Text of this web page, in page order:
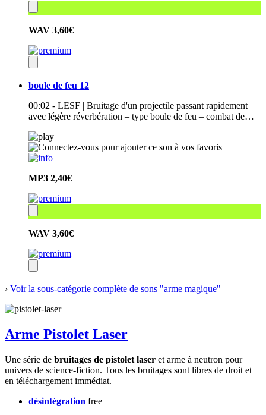
WAV 3,60€
boule de feu 12
00:02 - LESF | Bruitage d'un projectile passant rapidement
avec légère réverbération – type boule de feu – combat de…
MP3 2,40€
WAV 3,60€
› Voir la sous-catégorie complète de sons "arme magique"
Arme Pistolet Laser
Une série de bruitages de pistolet laser et arme à neutron pour
univers de science-fiction. Tous les bruitages sont libres de droit et
en téléchargement immédiat.
désintégration free